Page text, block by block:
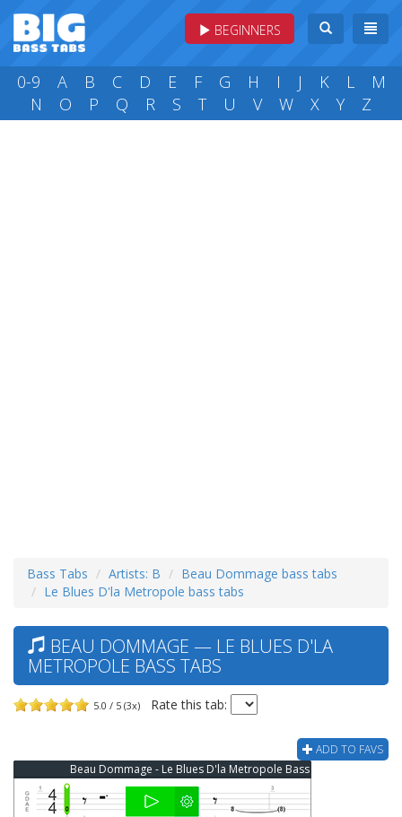
BEGINNERS
0-9 A B C D E F G H I J K L
M
N
O P Q R S T U V W X Y Z
Bass Tabs Artists: B
Beau Dommage bass tabs
Le Blues D'la Metropole bass tabs
BEAU DOMMAGE — LE BLUES D'LA
METROPOLE BASS TABS
5.0 / 5 (3x) Rate this tab:
ADD TO FAVS
Beau Dommage - Le Blues D'la Metropole Bass Tab